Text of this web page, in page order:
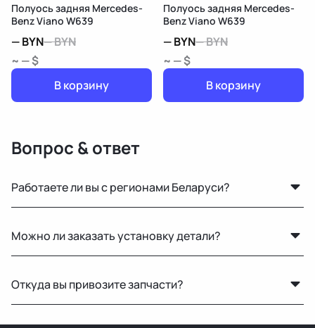
Полуось задняя Mercedes-
Benz Viano W639
—BYN—BYN
~ — $
В корзину
Полуось задняя Mercedes-
Benz Viano W639
—BYN—BYN
~ — $
В корзину
Вопрос & ответ
Работаете ли вы с регионами Беларуси?
Беларусь удобными транспортными службами.
Можно ли заказать установку детали?
только на продаже автозапчастей.
Откуда вы привозите запчасти?